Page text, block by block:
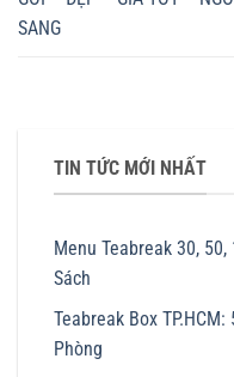
SANG
TIN TỨC MỚI NHẤT
Menu Teabreak 30,
Sách
Teabreak Box
Phòng